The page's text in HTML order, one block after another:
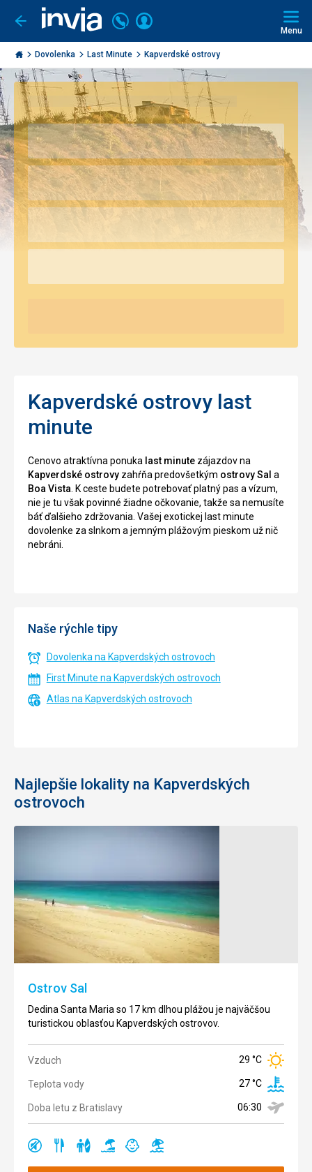
Ísť
späť
Invia.sk
Volajte
+421
2
3221
0491
Prihlásiť
Menu
Dovolenka Last Minute Kapverdské ostrovy
Kapverdské ostrovy last
minute
Cenovo atraktívna ponuka last minute zájazdov na
Kapverdské ostrovy zahŕňa predovšetkým ostrovy Sal a
Boa Vista . K ceste budete potrebovať platný pas a vízum,
nie je tu však povinné žiadne očkovanie, takže sa nemusíte
báť ďalšieho zdržovania. Vašej exotickej last minute
dovolenke za slnkom a jemným plážovým pieskom už nič
nebráni.
Naše rýchle tipy
Dovolenka na Kapverdských ostrovoch
First Minute na Kapverdských ostrovoch
Atlas na Kapverdských ostrovoch
Najlepšie lokality na Kapverdských
ostrovoch
Ostrov Sal
Dedina Santa Maria so 17 km dlhou plážou je najväčšou
turistickou oblasťou Kapverdských ostrovov.
Vzduch 29 °C
Teplota vody 27 °C
Doba letu z Bratislavy 06:30
Ano Ano Ano Ano Ano
Ano